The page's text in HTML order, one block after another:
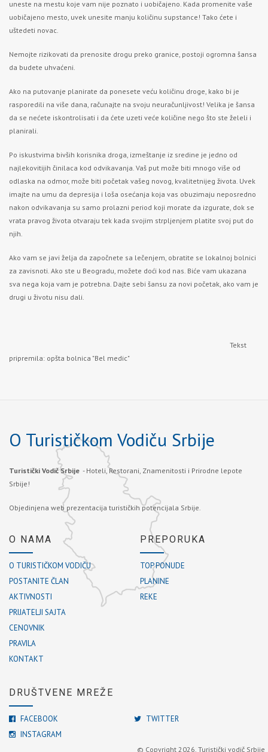
uneste na mestu koje vam nije poznato i uobičajeno. Kada promenite vaše
uobičajeno mesto, uvek unesite manju količinu supstance! Tako ćete i
uštedeti novac.
Nemojte rizikovati da prenosite drogu preko granice, postoji ogromna šansa
da budete uhvaćeni.
Ako na putovanje planirate da ponesete veću količinu droge, kako bi je
rasporedili na više dana, računajte na svoju neuračunljivost! Velika je šansa
da se nećete iskontrolisati i da ćete uzeti veće količine nego što ste želeli i
planirali.
Po iskustvima bivših korisnika droga, izmeštanje iz sredine je jedno od
najlekovitijih činilaca kod odvikavanja. Vaš put može biti mnogo više od
odlaska na odmor, može biti početak vašeg novog, kvalitetnijeg života. Uvek
imajte na umu da depresija i loša osećanja koja vas obuzimaju neposredno
nakon odvikavanja su samo prolazni period koji morate da izgurate, dok se
vrata pravog života otvaraju tek kada svojim strpljenjem platite svoj put do
njih.
Ako vam se javi želja da započnete sa lečenjem, obratite se lokalnoj bolnici
za zavisnoti. Ako ste u Beogradu, možete doći kod nas. Biće vam ukazana
sva nega koja vam je potrebna. Dajte sebi šansu za novi početak, ako vam je
drugi u životu nisu dali.
Tekst
pripremila: opšta bolnica "Bel medic"
O Turističkom Vodiču Srbije
Turistički Vodič Srbije - Hoteli, Restorani, Znamenitosti i Prirodne lepote
Srbije!
Objedinjena web prezentacija turističkih potencijala Srbije.
O NAMA
O TURISTIČKOM VODIČU
POSTANITE ČLAN
AKTIVNOSTI
PRIJATELJI SAJTA
CENOVNIK
PRAVILA
KONTAKT
PREPORUKA
TOP PONUDE
PLANINE
REKE
DRUŠTVENE MREŽE
FACEBOOK
TWITTER
INSTAGRAM
© Copyright 2026. Turistički vodič Srbije